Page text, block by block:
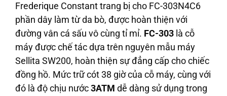
Frederique Constant trang bị cho FC-303N4C6
phần dây làm từ da bò, được hoàn thiện với
đường vân cá sấu vô cùng tỉ mỉ. FC-303 là cỗ
máy được chế tác dựa trên nguyên mẫu máy
Sellita SW200, hoàn thiện sự đẳng cấp cho chiếc
đồng hồ. Mức trữ cót 38 giờ của cỗ máy, cùng với
đó là độ chịu nước3ATM dễ dàng sử dụng trong